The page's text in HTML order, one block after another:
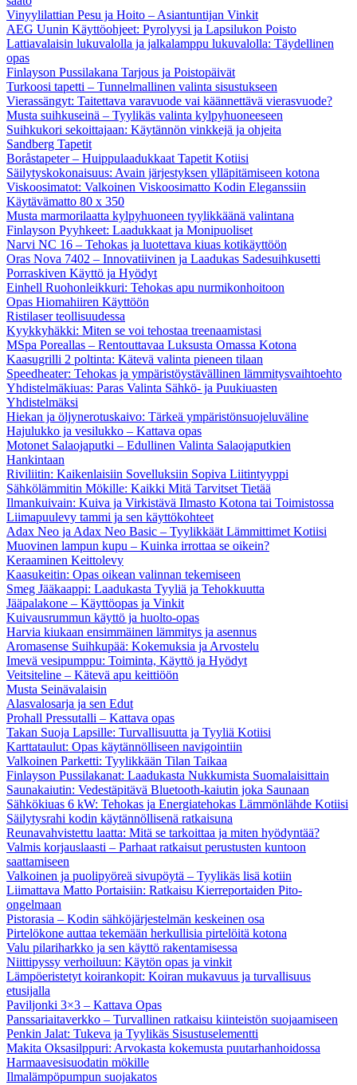
Vinyylilattian Pesu ja Hoito – Asiantuntijan Vinkit
AEG Uunin Käyttöohjeet: Pyrolyysi ja Lapsilukon Poisto
Lattiavalaisin lukuvalolla ja jalkalamppu lukuvalolla: Täydellinen
opas
Finlayson Pussilakana Tarjous ja Poistopäivät
Turkoosi tapetti – Tunnelmallinen valinta sisustukseen
Vierassängyt: Taitettava varavuode vai käännettävä vierasvuode?
Musta suihkuseinä – Tyylikäs valinta kylpyhuoneeseen
Suihkukori sekoittajaan: Käytännön vinkkejä ja ohjeita
Sandberg Tapetit
Boråstapeter – Huippulaadukkaat Tapetit Kotiisi
Säilytyskokonaisuus: Avain järjestyksen ylläpitämiseen kotona
Viskoosimatot: Valkoinen Viskoosimatto Kodin Eleganssiin
Käytävämatto 80 x 350
Musta marmorilaatta kylpyhuoneen tyylikkäänä valintana
Finlayson Pyyhkeet: Laadukkaat ja Monipuoliset
Narvi NC 16 – Tehokas ja luotettava kiuas kotikäyttöön
Oras Nova 7402 – Innovatiivinen ja Laadukas Sadesuihkusetti
Porraskiven Käyttö ja Hyödyt
Einhell Ruohonleikkuri: Tehokas apu nurmikonhoitoon
Opas Hiomahiiren Käyttöön
Ristilaser teollisuudessa
Kyykkyhäkki: Miten se voi tehostaa treenaamistasi
MSpa Poreallas – Rentouttavaa Luksusta Omassa Kotona
Kaasugrilli 2 poltinta: Kätevä valinta pieneen tilaan
Speedheater: Tehokas ja ympäristöystävällinen lämmitysvaihtoehto
Yhdistelmäkiuas: Paras Valinta Sähkö- ja Puukiuasten
Yhdistelmäksi
Hiekan ja öljynerotuskaivo: Tärkeä ympäristönsuojeluväline
Hajulukko ja vesilukko – Kattava opas
Motonet Salaojaputki – Edullinen Valinta Salaojaputkien
Hankintaan
Riviliitin: Kaikenlaisiin Sovelluksiin Sopiva Liitintyyppi
Sähkölämmitin Mökille: Kaikki Mitä Tarvitset Tietää
Ilmankuivain: Kuiva ja Virkistävä Ilmasto Kotona tai Toimistossa
Liimapuulevy tammi ja sen käyttökohteet
Adax Neo ja Adax Neo Basic – Tyylikkäät Lämmittimet Kotiisi
Muovinen lampun kupu – Kuinka irrottaa se oikein?
Keraaminen Keittolevy
Kaasukeitin: Opas oikean valinnan tekemiseen
Smeg Jääkaappi: Laadukasta Tyyliä ja Tehokkuutta
Jääpalakone – Käyttöopas ja Vinkit
Kuivausrummun käyttö ja huolto-opas
Harvia kiukaan ensimmäinen lämmitys ja asennus
Aromasense Suihkupää: Kokemuksia ja Arvostelu
Imevä vesipumppu: Toiminta, Käyttö ja Hyödyt
Veitsiteline – Kätevä apu keittiöön
Musta Seinävalaisin
Alasvalosarja ja sen Edut
Prohall Pressutalli – Kattava opas
Takan Suoja Lapsille: Turvallisuutta ja Tyyliä Kotiisi
Karttataulut: Opas käytännölliseen navigointiin
Valkoinen Parketti: Tyylikkään Tilan Taikaa
Finlayson Pussilakanat: Laadukasta Nukkumista Suomalaisittain
Saunakaiutin: Vedestäpitävä Bluetooth-kaiutin joka Saunaan
Sähkökiuas 6 kW: Tehokas ja Energiatehokas Lämmönlähde Kotiisi
Säilytysrahi kodin käytännöllisenä ratkaisuna
Reunavahvistettu laatta: Mitä se tarkoittaa ja miten hyödyntää?
Valmis korjauslaasti – Parhaat ratkaisut perustusten kuntoon
saattamiseen
Valkoinen ja puolipyöreä sivupöytä – Tyylikäs lisä kotiin
Liimattava Matto Portaisiin: Ratkaisu Kierreportaiden Pito-
ongelmaan
Pistorasia – Kodin sähköjärjestelmän keskeinen osa
Pirtelökone auttaa tekemään herkullisia pirtelöitä kotona
Valu pilariharkko ja sen käyttö rakentamisessa
Niittipyssy verhoiluun: Käytön opas ja vinkit
Lämpöeristetyt koirankopit: Koiran mukavuus ja turvallisuus
etusijalla
Paviljonki 3×3 – Kattava Opas
Panssariaitaverkko – Turvallinen ratkaisu kiinteistön suojaamiseen
Penkin Jalat: Tukeva ja Tyylikäs Sisustuselementti
Makita Oksasilppuri: Arvokasta kokemusta puutarhanhoidossa
Harmaavesisuodatin mökille
Ilmalämpöpumpun suojakatos